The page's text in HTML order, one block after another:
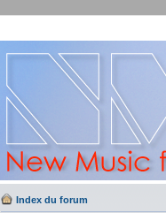
Index du forum